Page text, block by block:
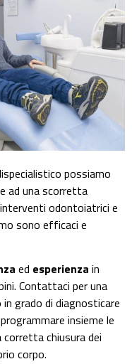
possiamo
ad una scorretta
odontoiatrici e
sono efficaci e
ed esperienza in
Contattaci per una
grado di diagnosticare
insieme le
corretta chiusura dei
corpo.